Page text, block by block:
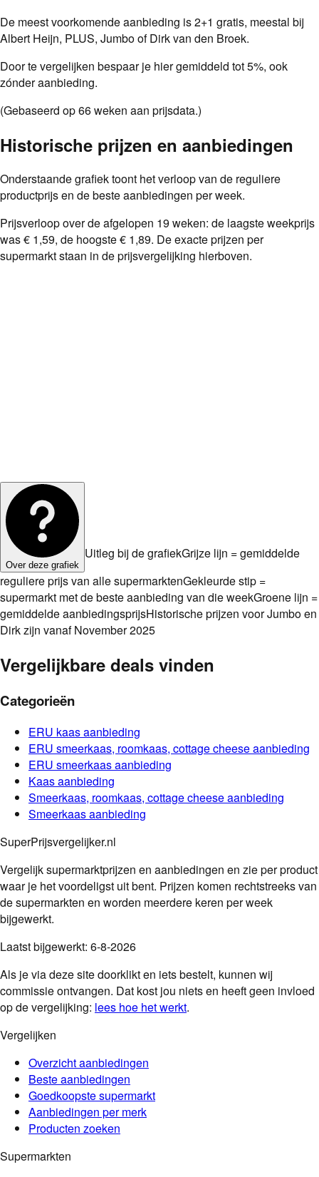
De meest voorkomende aanbieding is2+1 gratis, meestal bij
Albert Heijn, PLUS, Jumbo of Dirk van den Broek.
Door te vergelijken bespaar je hier gemiddeld tot5%, ook
zónder aanbieding.
(Gebaseerd op66weken aan prijsdata.)
Historische prijzen en aanbiedingen
Onderstaande grafiek toont het verloop van de reguliere
productprijs en de beste aanbiedingen per week.
Prijsverloop over de afgelopen 19 weken: de laagste weekprijs
was€ 1,59, de hoogste€ 1,89. De exacte prijzen per
supermarkt staan in de prijsvergelijking hierboven.
Over deze grafiek
Uitleg bij de grafiekGrijze lijn = gemiddelde
reguliere prijs van alle supermarktenGekleurde stip =
supermarkt met de beste aanbieding van die weekGroene lijn =
gemiddelde aanbiedingsprijsHistorische prijzen voor Jumbo en
Dirk zijn vanaf November 2025
Vergelijkbare deals vinden
Categorieën
ERU kaasaanbieding
ERU smeerkaas, roomkaas, cottage cheeseaanbieding
ERU smeerkaasaanbieding
Kaasaanbieding
Smeerkaas, roomkaas, cottage cheeseaanbieding
Smeerkaasaanbieding
SuperPrijsvergelijker.nl
Vergelijk supermarktprijzen en aanbiedingen en zie per product
waar je het voordeligst uit bent. Prijzen komen rechtstreeks van
de supermarkten en worden meerdere keren per week
bijgewerkt.
Laatst bijgewerkt: 6-8-2026
Als je via deze site doorklikt en iets bestelt, kunnen wij
commissie ontvangen. Dat kost jou niets en heeft geen invloed
op de vergelijking: lees hoe het werkt.
Vergelijken
Overzicht aanbiedingen
Beste aanbiedingen
Goedkoopste supermarkt
Aanbiedingen per merk
Producten zoeken
Supermarkten